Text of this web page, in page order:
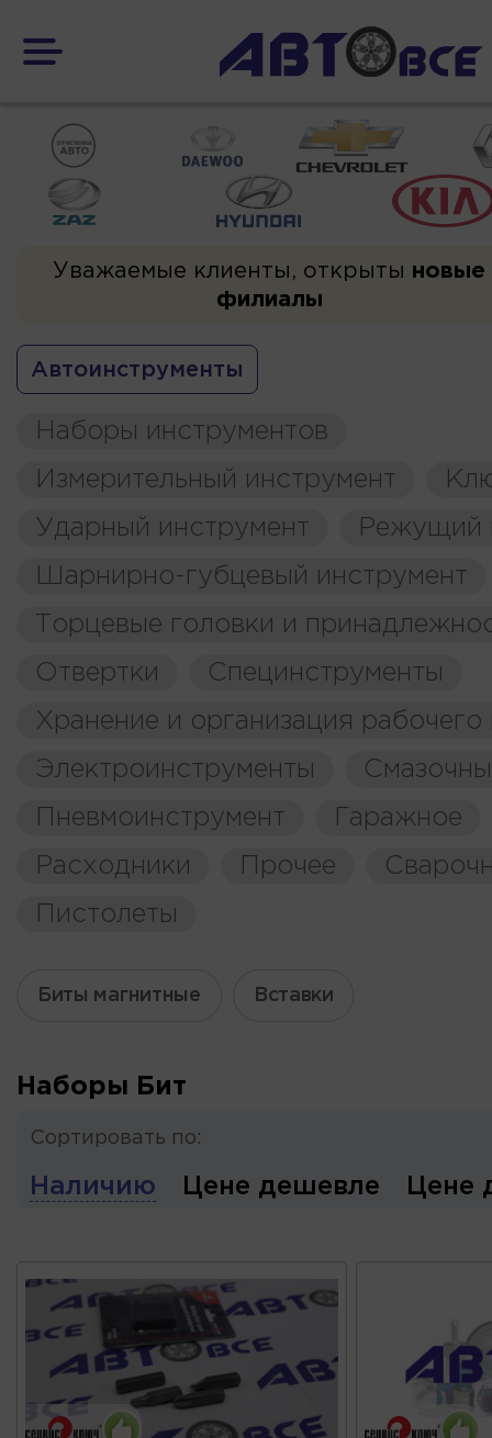
Уважаемые клиенты, открыты новые
филиалы
Автоинструменты
Наборы инструментов
Измерительный инструмент
Ударный инструмент
Режущий
Шарнирно-губцевый инструмент
Торцевые головки и
Отвертки
Специнструменты
Хранение и организация рабочего
Электроинструменты
Пневмоинструмент
Гаражное
Расходники
Прочее
Пистолеты
Биты магнитные Вставки
Наборы Бит
Сортировать по:
Наличию Цене дешевле Цене